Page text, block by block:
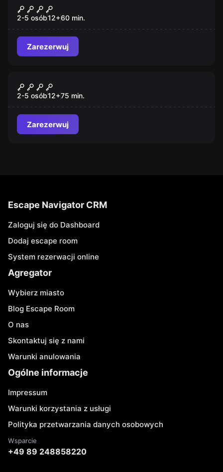
WROTA CZASU: EGIPT
2-5 osób12+60 min.
Zarezerwuj
Partner Lockme Cicha Noc
2-5 osób12+75 min.
Zarezerwuj
Escape Navigator CRM
Zaloguj się do Dashboard
Dodaj escape room
System rezerwacji online
Agregator
Wybierz miasto
Blog Escape Room
O nas
Skontaktuj się z nami
Warunki anulowania
Ogólne informacje
Impressum
Warunki korzystania z usługi
Polityka przetwarzania danych osobowych
Wsparcie
+49 89 248858220